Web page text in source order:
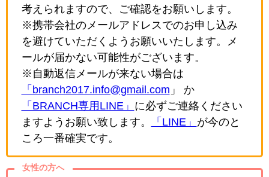
考えられますので、ご確認をお願いします。
※携帯会社のメールアドレスでのお申し込み
を避けていただくようお願いいたします。メ
ールが届かない可能性がございます。
※自動返信メールが来ない場合は
「branch2017.info@gmail.com 」 か
「BRANCH専用LINE」 に必ずご連絡ください
ますようお願い致します。
「LINE」 が今のと
ころ一番確実です。
女性の方へ